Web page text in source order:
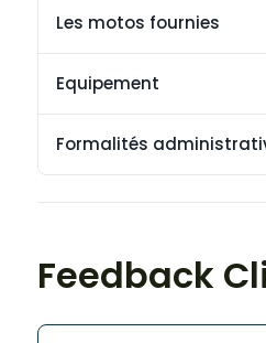
Les motos fournies
Equipement
Formalités
Feedback